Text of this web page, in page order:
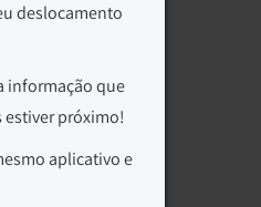
deslocamento
informação que
próximo!
aplicativo e